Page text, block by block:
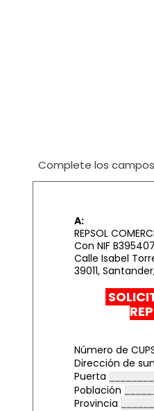
Complete los
A:
REPSOL
Con NIF
Calle Isabel
39011,
Número de
Dirección de
Puerta
Población
Provincia